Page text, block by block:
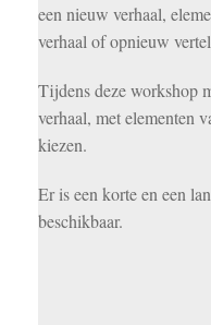
een nieuw verhaal,
verhaal of opnieuw
Tijdens deze workshop
verhaal, met elementen
kiezen.
Er is een korte en een
beschikbaar.